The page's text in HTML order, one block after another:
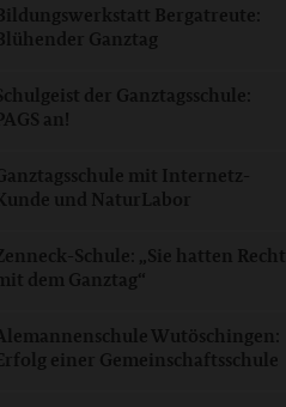
Bergatreute:
Ganztag
der Ganztagsschule:
an!
mit Internetz-
und NaturLabor
Schule: „Sie hatten Recht
dem Ganztag“
Wutöschingen:
einer Gemeinschaftsschule